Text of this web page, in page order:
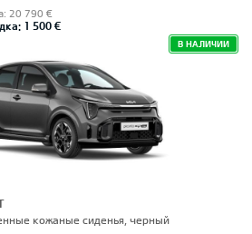
20 790 €
1 500 €
В НАЛИЧИИ
кожаные сиденья, черный